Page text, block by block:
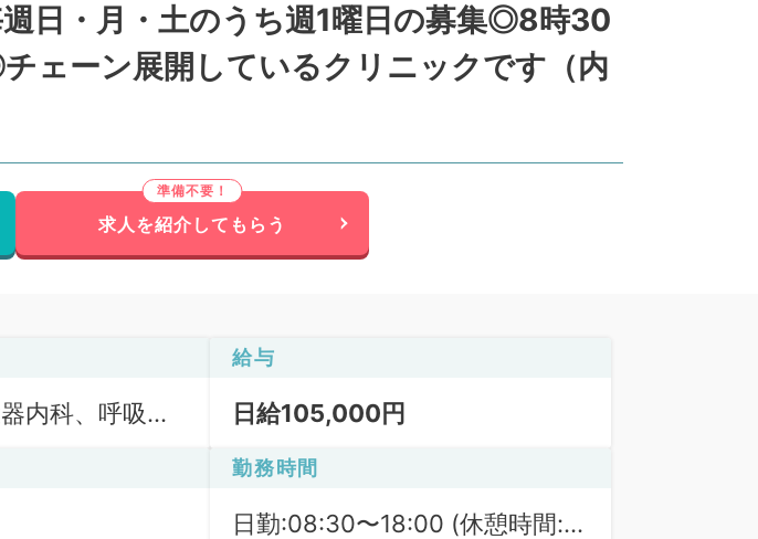
日・月・土のうち週1曜日の募集◎8時30
ェーン展開しているクリニックです（内
求人を紹介してもらう
内科、呼吸器
給与
日給105,000円
勤務時間
日勤:08:30〜18:00 (休憩時間: